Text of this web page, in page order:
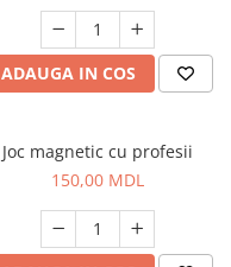
ADAUGA IN COS
Joc magnetic cu profesii
150,00 MDL